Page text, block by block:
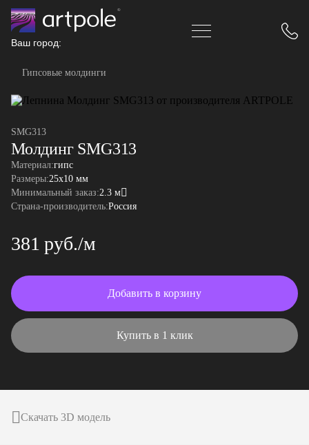
Ваш город:
Гипсовые молдинги
SMG313
Молдинг SMG313
Материал:гипс
Размеры:25x10 мм
Минимальный заказ:2.3 м
Страна-производитель:Россия
381 руб./м
Добавить в корзину
Купить в 1 клик
Скачать 3D модель